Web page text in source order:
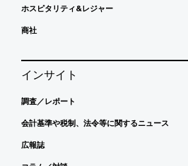
ホスピタリティ&レジャー
商社
インサイト
調査／レポート
会計基準や税制、法令等に関するニュース
広報誌